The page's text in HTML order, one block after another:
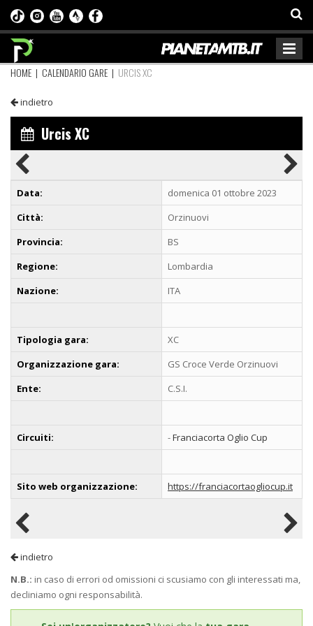
HOME | CALENDARIO GARE | URCIS XC
indietro
Urcis XC
Data:
domenica 01 ottobre 2023
Città:
Orzinuovi
Provincia:
BS
Regione:
Lombardia
Nazione:
ITA
Tipologia gara:
XC
Organizzazione gara:
GS Croce Verde Orzinuovi
Ente:
C.S.I.
Circuiti: -Franciacorta Oglio Cup
Sito web organizzazione: https://franciacortaogliocup.it
indietro
N.B.: in caso di errori od omissioni ci scusiamo con gli interessati ma,
decliniamo ogni responsabilità.